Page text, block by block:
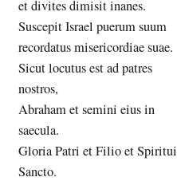
et divites dimisit inanes.
Suscepit Israel puerum suum
recordatus misericordiae suae.
Sicut locutus est ad patres
nostros,
Abraham et semini eius in
saecula.
Gloria Patri et Filio et Spiritui
Sancto.